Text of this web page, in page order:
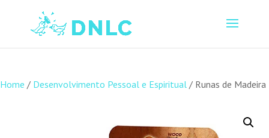
Home / Desenvolvimento Pessoal e Espiritual / Runas de Madeira